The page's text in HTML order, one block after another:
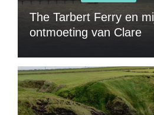
The Tarbert Ferry en
ontmoeting van Clare